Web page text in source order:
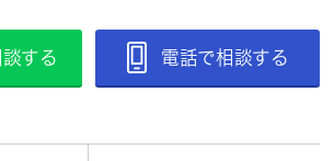
談する 電話で相談する